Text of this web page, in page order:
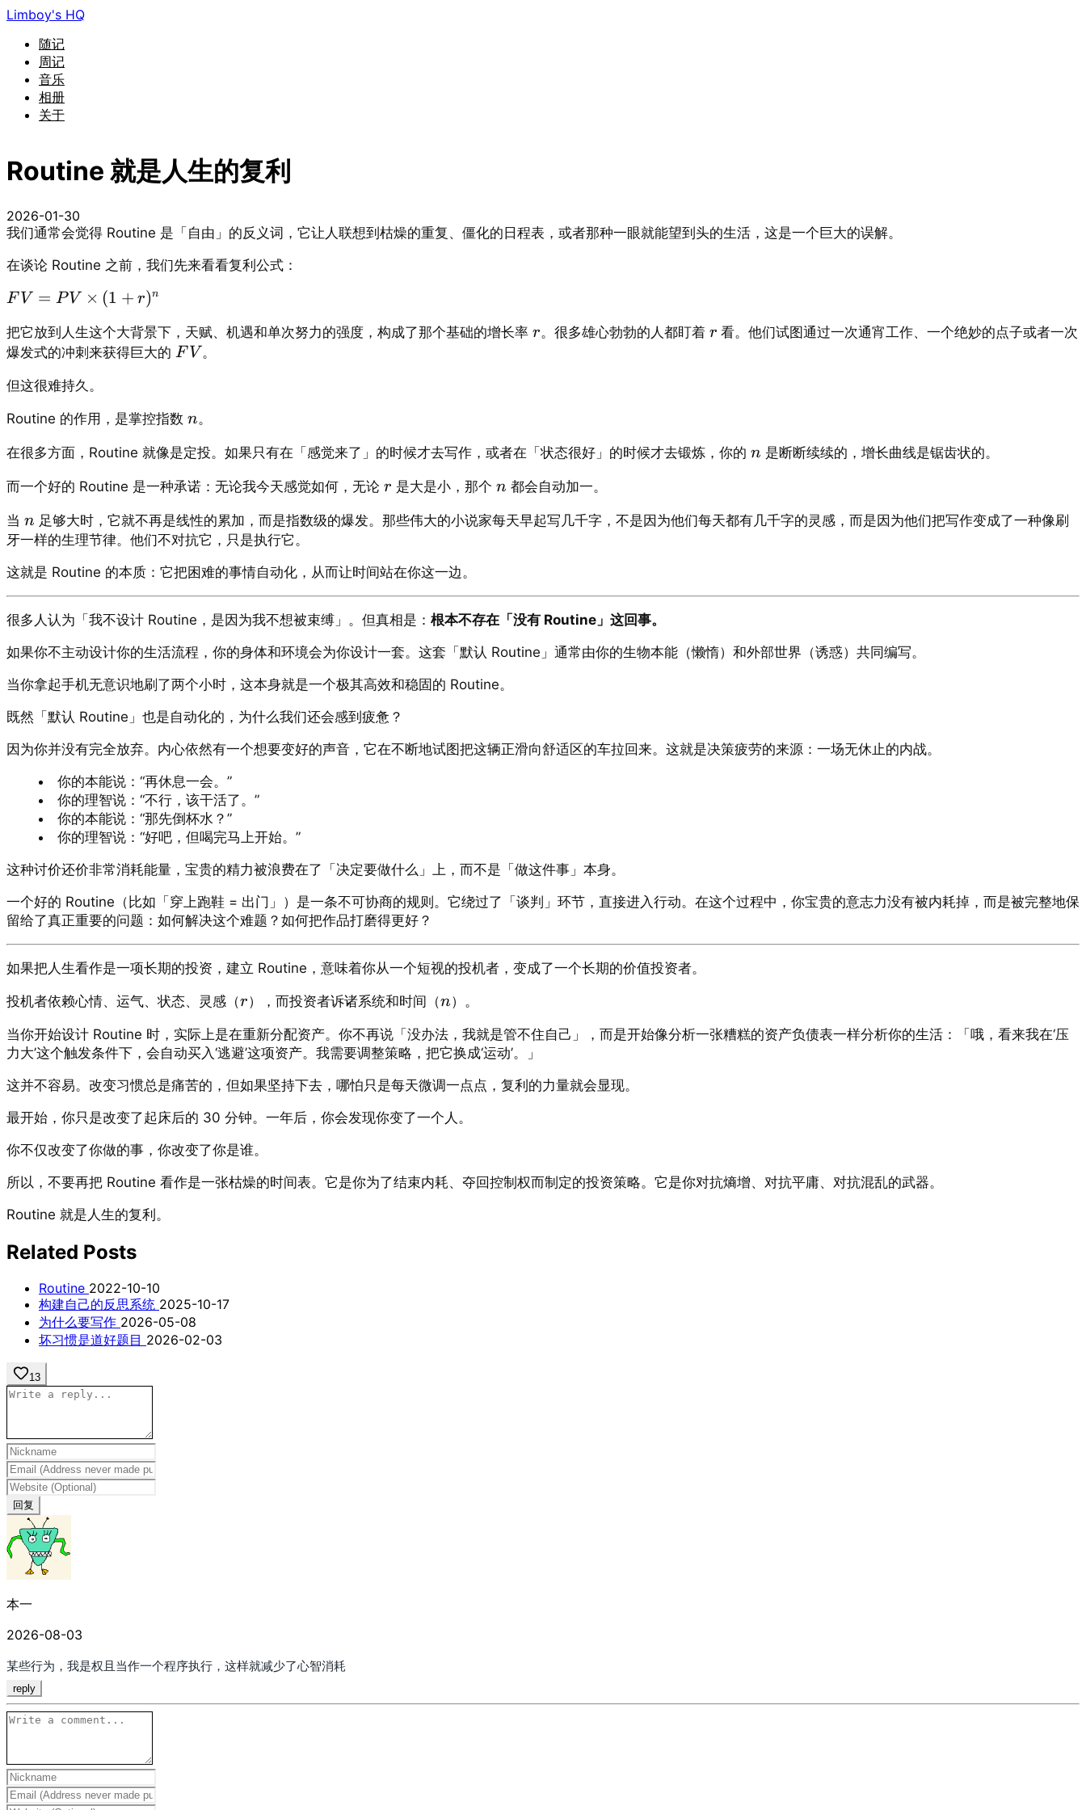
Limboy's HQ
随记
周记
音乐
相册
关于
Routine 就是人生的复利
2026-01-30
我们通常会觉得 Routine 是「自由」的反义词，它让人联想到枯燥的重复、僵化的日程表，或者那种一眼就能望到头的生活，这是一个巨大的误解。
在谈论 Routine 之前，我们先来看看复利公式：
F V = PV × (1 + r)n
把它放到人生这个大背景下，天赋、机遇和单次努力的强度，构成了那个基础的增长率 r。很多雄心勃勃的人都盯着 r 看。他们试图通过一次通宵工作、一个绝妙的点子或者一次
爆发式的冲刺来获得巨大的 F V 。
但这很难持久。
Routine 的作用，是掌控指数 n。
在很多方面，Routine 就像是定投。如果只有在「感觉来了」的时候才去写作，或者在「状态很好」的时候才去锻炼，你的 n 是断断续续的，增长曲线是锯齿状的。
而一个好的 Routine 是一种承诺：无论我今天感觉如何，无论 r 是大是小，那个 n 都会自动加一。
当 n 足够大时，它就不再是线性的累加，而是指数级的爆发。那些伟大的小说家每天早起写几千字，不是因为他们每天都有几千字的灵感，而是因为他们把写作变成了一种像刷
牙一样的生理节律。他们不对抗它，只是执行它。
这就是 Routine 的本质：它把困难的事情自动化，从而让时间站在你这一边。
很多人认为「我不设计 Routine，是因为我不想被束缚」。但真相是： 根本不存在「没有 Routine」这回事。
如果你不主动设计你的生活流程，你的身体和环境会为你设计一套。这套「默认 Routine」通常由你的生物本能（懒惰）和外部世界（诱惑）共同编写。
当你拿起手机无意识地刷了两个小时，这本身就是一个极其高效和稳固的 Routine。
既然「默认 Routine」也是自动化的，为什么我们还会感到疲惫？
因为你并没有完全放弃。内心依然有一个想要变好的声音，它在不断地试图把这辆正滑向舒适区的车拉回来。这就是决策疲劳的来源：一场无休止的内战。
你的本能说：“再休息一会。”
你的理智说：“不行，该干活了。”
你的本能说：“那先倒杯水？”
你的理智说：“好吧，但喝完马上开始。”
这种讨价还价非常消耗能量，宝贵的精力被浪费在了「决定要做什么」上，而不是「做这件事」本身。
一个好的 Routine（比如「穿上跑鞋 = 出门」）是一条不可协商的规则。它绕过了「谈判」环节，直接进入行动。在这个过程中，你宝贵的意志力没有被内耗掉，而是被完整地保
留给了真正重要的问题：如何解决这个难题？如何把作品打磨得更好？
如果把人生看作是一项长期的投资，建立 Routine，意味着你从一个短视的投机者，变成了一个长期的价值投资者。
投机者依赖心情、运气、状态、灵感（r），而投资者诉诸系统和时间（n）。
当你开始设计 Routine 时，实际上是在重新分配资产。你不再说「没办法，我就是管不住自己」，而是开始像分析一张糟糕的资产负债表一样分析你的生活：「哦，看来我在‘压
力大’这个触发条件下，会自动买入‘逃避’这项资产。我需要调整策略，把它换成‘运动’。」
这并不容易。改变习惯总是痛苦的，但如果坚持下去，哪怕只是每天微调一点点，复利的力量就会显现。
最开始，你只是改变了起床后的 30 分钟。一年后，你会发现你变了一个人。
你不仅改变了你做的事，你改变了你是谁。
所以，不要再把 Routine 看作是一张枯燥的时间表。它是你为了结束内耗、夺回控制权而制定的投资策略。它是你对抗熵增、对抗平庸、对抗混乱的武器。
Routine 就是人生的复利。
Related Posts
Routine 2022-10-10
构建自己的反思系统 2025-10-17
为什么要写作 2026-05-08
坏习惯是道好题目 2026-02-03
13
回复
本一
2026-08-03
某些行为，我是权且当作一个程序执行，这样就减少了心智消耗
reply